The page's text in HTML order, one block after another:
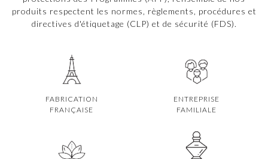
produits respectent les normes, règlements, procédures et
directives d'étiquetage (CLP) et de sécurité (FDS).
FABRICATION
FRANÇAISE
ENTREPRISE
FAMILIALE